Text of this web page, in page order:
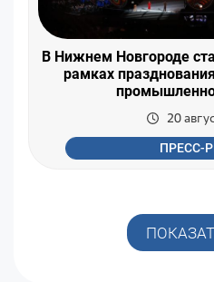
В Нижнем Новгороде
рамках
20
ПРЕСС-